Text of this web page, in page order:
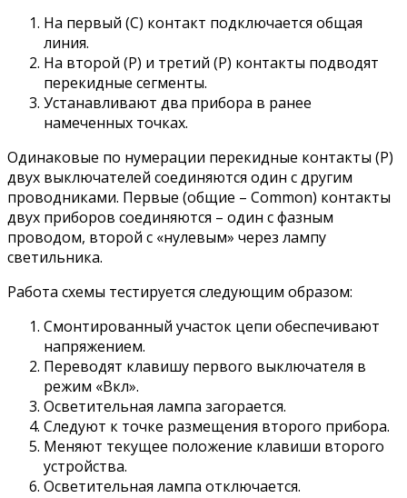
На первый (C) контакт подключается общая
линия.
На второй (P) и третий (P) контакты подводят
перекидные сегменты.
Устанавливают два прибора в ранее
намеченных точках.
Одинаковые по нумерации перекидные контакты (P)
двух выключателей соединяются один с другим
проводниками. Первые (общие – Common) контакты
двух приборов соединяются – один с фазным
проводом, второй с «нулевым» через лампу
светильника.
Работа схемы тестируется следующим образом:
Смонтированный участок цепи обеспечивают
напряжением.
Переводят клавишу первого выключателя в
режим «Вкл».
Осветительная лампа загорается.
Следуют к точке размещения второго прибора.
Меняют текущее положение клавиши второго
устройства.
Осветительная лампа отключается.